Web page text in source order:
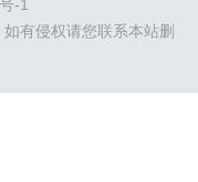
，给开的。什么希尔
-1
有侵权请您联系本站删